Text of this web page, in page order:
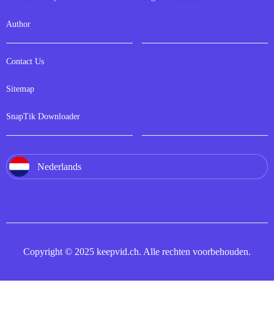
Author
Contact Us
Sitemap
SnapTik Downloader
Nederlands
Copyright © 2025 keepvid.ch. Alle rechten voorbehouden.